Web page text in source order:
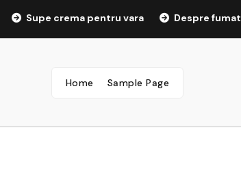
Supe crema pentru vara Despre
Home Sample Page